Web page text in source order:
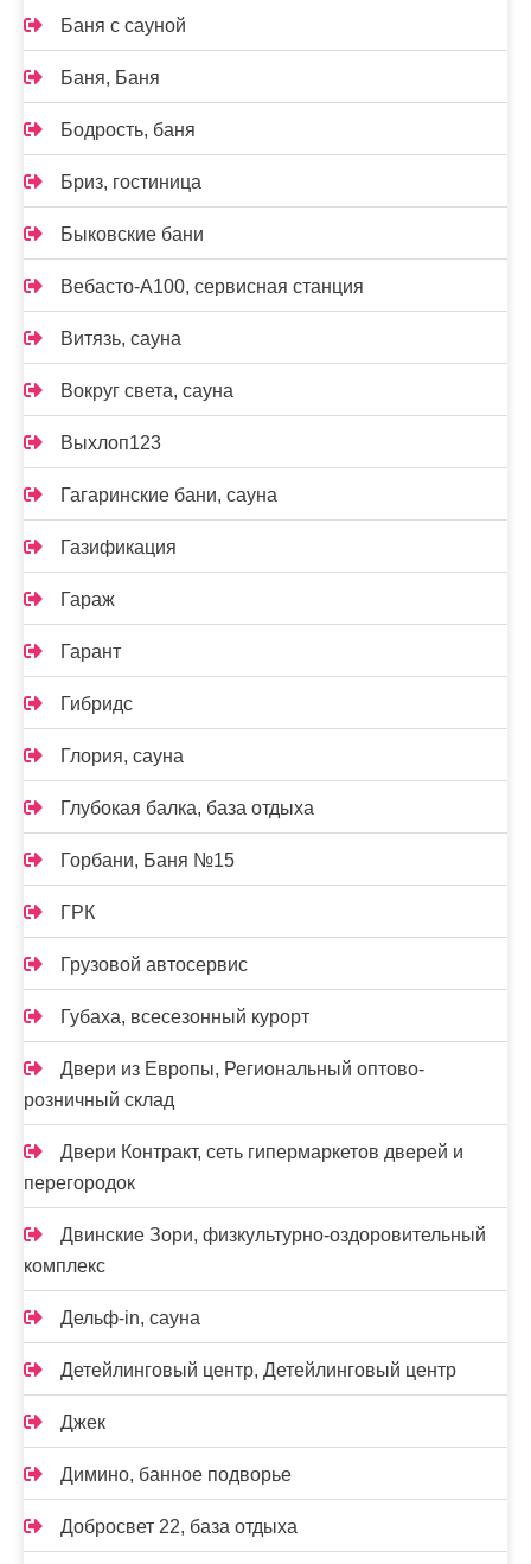
Баня с сауной
Баня, Баня
Бодрость, баня
Бриз, гостиница
Быковские бани
Вебасто-А100, сервисная станция
Витязь, сауна
Вокруг света, сауна
Выхлоп123
Гагаринские бани, сауна
Газификация
Гараж
Гарант
Гибридс
Глория, сауна
Глубокая балка, база отдыха
Горбани, Баня №15
ГРК
Грузовой автосервис
Губаха, всесезонный курорт
Двери из Европы, Региональный оптово-
розничный склад
Двери Контракт, сеть гипермаркетов дверей и
перегородок
Двинские Зори, физкультурно-оздоровительный
комплекс
Дельф-in, сауна
Детейлинговый центр, Детейлинговый центр
Джек
Димино, банное подворье
Добросвет 22, база отдыха